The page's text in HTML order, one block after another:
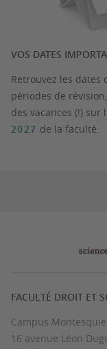
VOS DATES
Retrouvez les dates
périodes de
des vacances (!) sur
2027 de la faculté.
FACULTÉ DROIT ET
Campus
16 avenue Léon